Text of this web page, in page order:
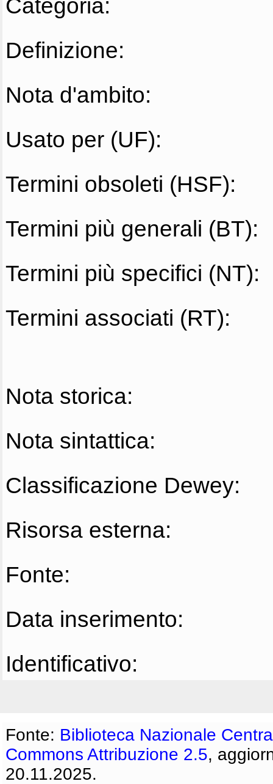
Categoria:
Definizione:
Nota d'ambito:
Usato per (UF):
Termini obsoleti (HSF):
Termini più generali (BT):
Termini più specifici (NT):
Termini associati (RT):
Nota storica:
Nota sintattica:
Classificazione Dewey:
Risorsa esterna:
Fonte:
Data inserimento:
Identificativo:
Fonte: Biblioteca Nazionale
Commons Attribuzione 2.5,
20.11.2025.